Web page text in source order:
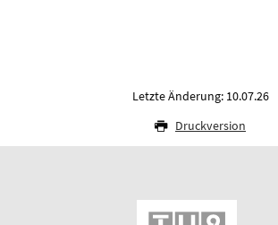
Letzte Änderung: 10.07.26
Druckversion